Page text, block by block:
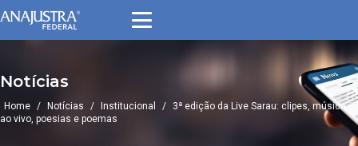
Notícias
Home / Notícias / Institucional /
3ª edição da Live Sarau: clipes, música
ao vivo, poesias e poemas